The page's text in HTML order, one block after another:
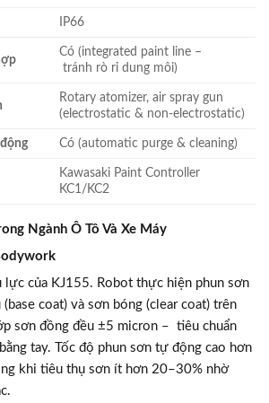
IP66
Có (integrated paint line –
tránh rò rỉ dung môi)
Rotary atomizer, air spray gun
(electrostatic & non-electrostatic)
Có (automatic purge & cleaning)
Kawasaki Paint Controller
KC1/KC2
Ngành Ô Tô Và Xe Máy
lực của KJ155. Robot thực hiện phun sơn
(base coat) và sơn bóng (clear coat) trên
sơn đồng đều ±5 micron – tiêu chuẩn
tay. Tốc độ phun sơn tự động cao hơn
khi tiêu thụ sơn ít hơn 20–30% nhờ